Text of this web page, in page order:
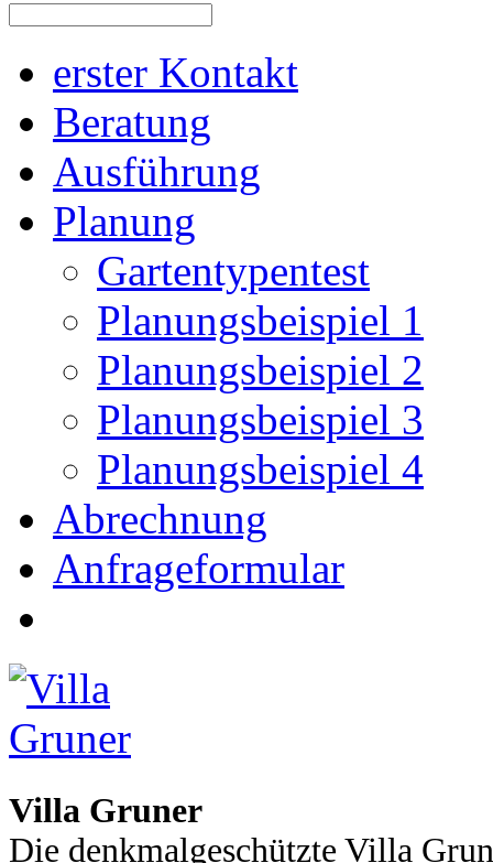
erster Kontakt
Beratung
Ausführung
Planung
Gartentypentest
Planungsbeispiel 1
Planungsbeispiel 2
Planungsbeispiel 3
Planungsbeispiel 4
Abrechnung
Anfrageformular
Villa Gruner
Die denkmalgeschützte Villa